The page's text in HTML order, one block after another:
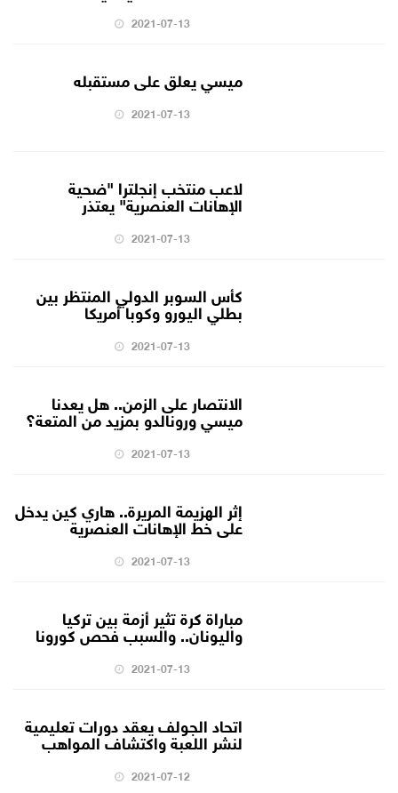
2021-07-13
ميسي يعلق على مستقبله
2021-07-13
لاعب منتخب إنجلترا "ضحية
الإهانات العنصرية" يعتذر
2021-07-13
كأس السوبر الدولي المنتظر بين
بطلي اليورو وكوبا أمريكا
2021-07-13
الانتصار على الزمن.. هل يعدنا
ميسي ورونالدو بمزيد من المتعة؟
2021-07-13
إثر الهزيمة المريرة.. هاري كين يدخل
على خط الإهانات العنصرية
2021-07-13
مباراة كرة تثير أزمة بين تركيا
واليونان.. والسبب فحص كورونا
2021-07-13
اتحاد الجولف يعقد دورات تعليمية
لنشر اللعبة واكتشاف المواهب
2021-07-12